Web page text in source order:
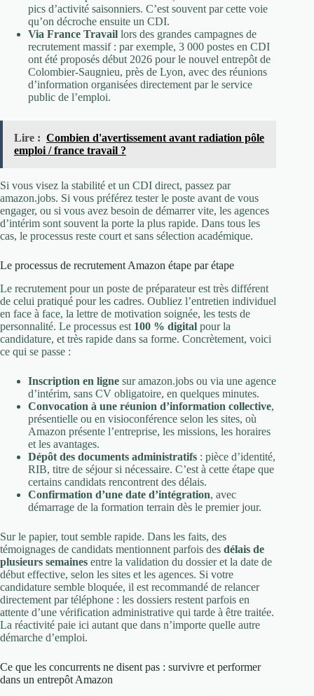
pics d’activité saisonniers. C’est souvent par cette voie
qu’on décroche ensuite un CDI.
Via France Travail lors des grandes campagnes de
recrutement massif : par exemple, 3 000 postes en CDI
ont été proposés début 2026 pour le nouvel entrepôt de
Colombier-Saugnieu, près de Lyon, avec des réunions
d’information organisées directement par le service
public de l’emploi.
Lire : Combien d'avertissement avant radiation pôle
emploi / france travail ?
Si vous visez la stabilité et un CDI direct, passez par
amazon.jobs. Si vous préférez tester le poste avant de vous
engager, ou si vous avez besoin de démarrer vite, les agences
d’intérim sont souvent la porte la plus rapide. Dans tous les
cas, le processus reste court et sans sélection académique.
Le processus de recrutement Amazon étape par étape
Le recrutement pour un poste de préparateur est très différent
de celui pratiqué pour les cadres. Oubliez l’entretien individuel
en face à face, la lettre de motivation soignée, les tests de
personnalité. Le processus est 100 % digital pour la
candidature, et très rapide dans sa forme. Concrètement, voici
ce qui se passe :
Inscription en ligne sur amazon.jobs ou via une agence
d’intérim, sans CV obligatoire, en quelques minutes.
Convocation à une réunion d’information collective,
présentielle ou en visioconférence selon les sites, où
Amazon présente l’entreprise, les missions, les horaires
et les avantages.
Dépôt des documents administratifs : pièce d’identité,
RIB, titre de séjour si nécessaire. C’est à cette étape que
certains candidats rencontrent des délais.
Confirmation d’une date d’intégration, avec
démarrage de la formation terrain dès le premier jour.
Sur le papier, tout semble rapide. Dans les faits, des
témoignages de candidats mentionnent parfois des délais de
plusieurs semaines entre la validation du dossier et la date de
début effective, selon les sites et les agences. Si votre
candidature semble bloquée, il est recommandé de relancer
directement par téléphone : les dossiers restent parfois en
attente d’une vérification administrative qui tarde à être traitée.
La réactivité paie ici autant que dans n’importe quelle autre
démarche d’emploi.
Ce que les concurrents ne disent pas : survivre et performer
dans un entrepôt Amazon